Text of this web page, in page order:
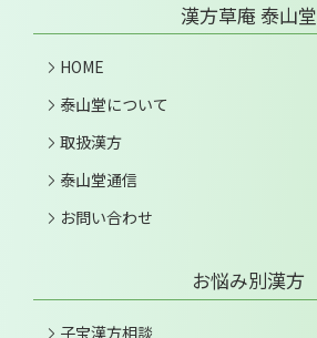
漢方草庵 泰山堂
HOME
泰山堂について
取扱漢方
泰山堂通信
お問い合わせ
お悩み別漢方
子宝漢方相談